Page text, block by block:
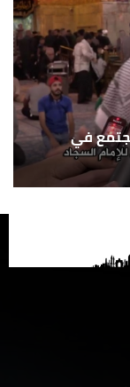
تجتمع في